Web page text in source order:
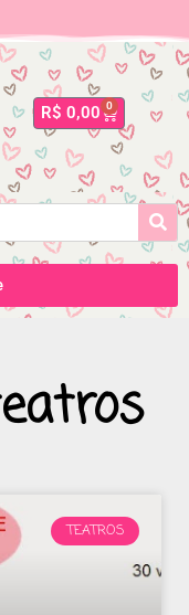
R$ 0,00 0
TEATROS